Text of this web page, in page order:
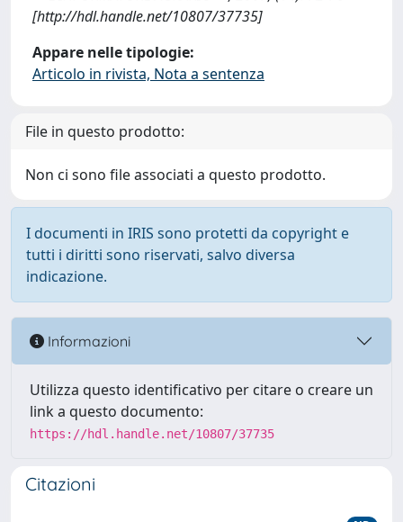
[http://hdl.handle.net/10807/37735]
Appare nelle tipologie:
Articolo in rivista, Nota a sentenza
File in questo prodotto:
Non ci sono file associati a questo prodotto.
I documenti in IRIS sono protetti da copyright e
tutti i diritti sono riservati, salvo diversa
indicazione.
Informazioni
Utilizza questo identificativo per citare o creare un
link a questo documento:
https://hdl.handle.net/10807/37735
Citazioni